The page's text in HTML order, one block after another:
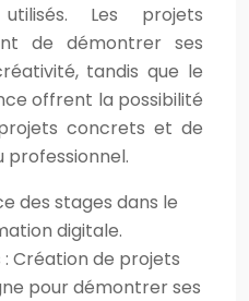
Les projets
de démontrer ses
tandis que le
offrent la possibilité
concrets et de
professionnel.
des stages dans le
digitale.
Création de projets
pour démontrer ses